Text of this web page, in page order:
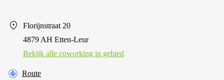
Florijnstraat 20
4879 AH Etten-Leur
Bekijk alle сoworking in gebied
Route